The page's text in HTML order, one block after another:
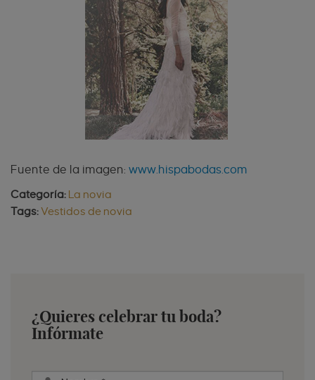
Fuente de la imagen: www.hispabodas.com
Categoría: La novia
Tags:Vestidos de novia
¿Quieres celebrar tu boda?
Infórmate